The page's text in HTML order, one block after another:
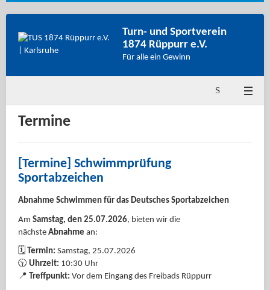
Turn- und Sportverein
1874 Rüppurr e.V.
Für alle ein Gewinn
Termine
[Termine] Schwimmprüfung
Sportabzeichen
Abnahme Schwimmen für das Deutsches Sportabzeichen
Am Samstag, den 25.07.2026, bieten wir die
nächste Abnahme an:
🗓 Termin: Samstag, 25.07.2026
🕥 Uhrzeit: 10:30 Uhr
📍 Treffpunkt: Vor dem Eingang des Freibads Rüppurr